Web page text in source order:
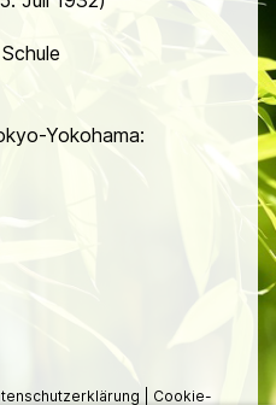
Yokohama:
Cookie-